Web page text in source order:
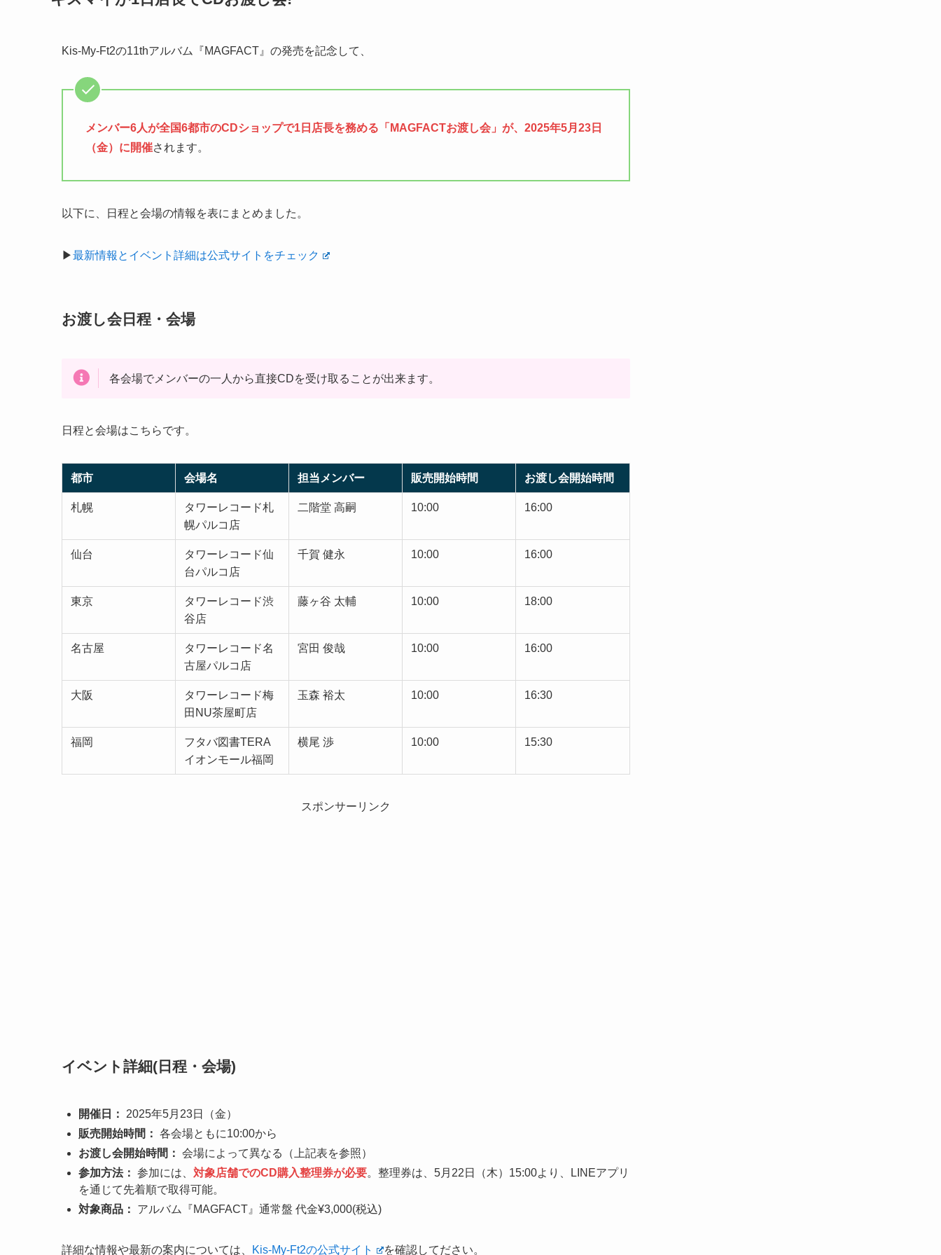
Kis-My-Ft2の11thアルバム『MAGFACT』の発売を記念して、
メンバー6人が全国6都市のCDショップで1日店長を務める「MAGFACTお渡し会」が、2025年5月23日
（金）に開催されます。
以下に、日程と会場の情報を表にまとめました。
▶最新情報とイベント詳細は公式サイトをチェック
お渡し会日程・会場
各会場でメンバーの一人から直接CDを受け取ることが出来ます。
日程と会場はこちらです。
都市 会場名 担当メンバー 販売開始時間 お渡し会開始時間
札幌
タワーレコード札
幌パルコ店
二階堂 高嗣 10:00 16:00
仙台
タワーレコード仙
台パルコ店
千賀 健永 10:00 16:00
東京
タワーレコード渋
谷店
藤ヶ谷 太輔 10:00 18:00
名古屋
タワーレコード名
古屋パルコ店
宮田 俊哉 10:00 16:00
大阪
タワーレコード梅
田NU茶屋町店
玉森 裕太 10:00 16:30
福岡
フタバ図書TERA
イオンモール福岡
横尾 渉 10:00 15:30
スポンサーリンク
イベント詳細(日程・会場)
開催日：
2025年5月23日（金）
販売開始時間： 各会場ともに10:00から
お渡し会開始時間： 会場によって異なる（上記表を参照）
参加方法： 参加には、 対象店舗でのCD購入整理券が必要。整理券は、5月22日（木）15:00より、LINEアプリ
を通じて先着順で取得可能。
対象商品：
アルバム『MAGFACT』通常盤 代金¥3,000(税込)
詳細な情報や最新の案内については、 Kis-My-Ft2の公式サイト を確認してださい。